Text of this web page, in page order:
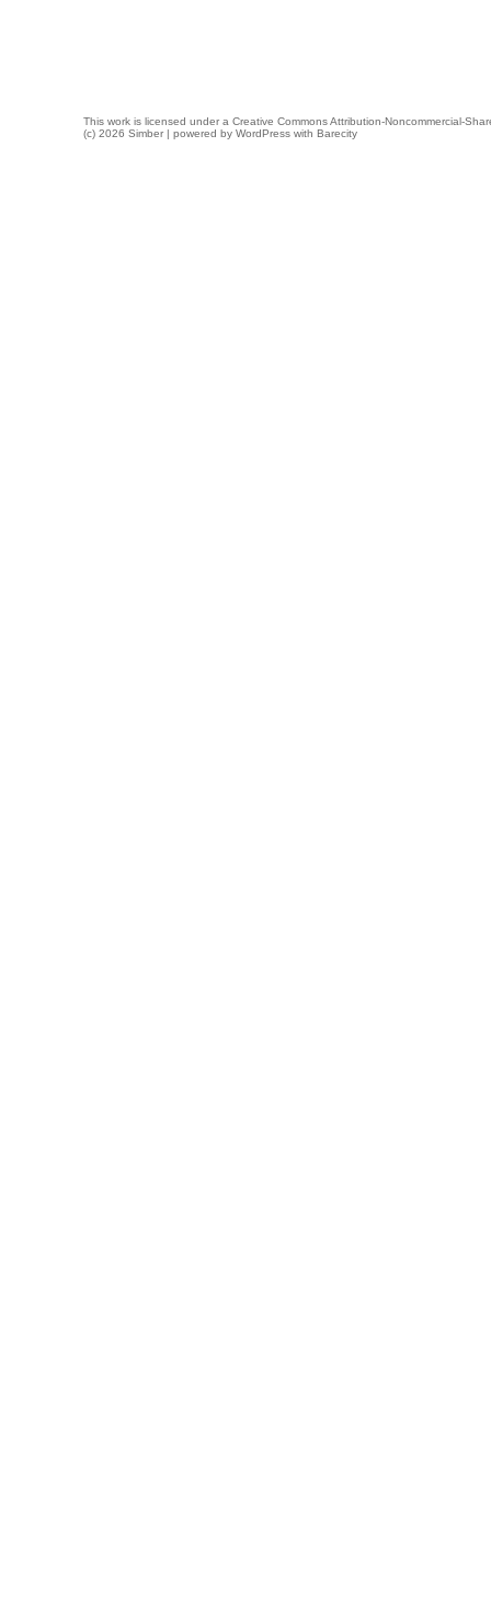
This work is licensed under a Creative Commons Attribution-Noncommercial-
(c) 2026 Simber | powered by WordPress with Barecity